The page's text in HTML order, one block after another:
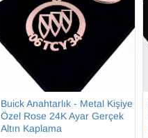
Buick Anahtarlık - Metal Kişiye
Özel Rose 24K Ayar Gerçek
Altın Kaplama